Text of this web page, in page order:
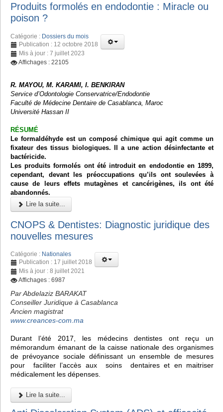
Produits formolés en endodontie : Miracle ou
poison ?
Catégorie : Dossiers du mois
Publication : 12 octobre 2018
Mis à jour : 7 juillet 2023
Affichages : 22105
R. MAYOU, M. KARAMI, I. BENKIRAN
Service d’Odontologie Conservatrice/Endodontie
Faculté de Médecine Dentaire de Casablanca, Maroc
Université Hassan II
RÉSUMÉ
Le formaldéhyde est un composé chimique qui agit comme un
fixateur des tissus biologiques. Il a une action désinfectante et
bactéricide.
Les produits formolés ont été introduit en endodontie en 1899,
cependant, devant les préoccupations qu’ils ont soulevées à
cause de leurs effets mutagènes et cancérigènes, ils ont été
abandonnés.
Lire la suite...
CNOPS & Dentistes: Diagnostic juridique des
nouvelles mesures
Catégorie : Nationales
Publication : 17 juillet 2018
Mis à jour : 8 juillet 2021
Affichages : 6987
Par Abdelaziz BARAKAT
Conseiller Juridique à Casablanca
Ancien magistrat
www.creances-com.ma
Durant l’été 2017, les médecins dentistes ont reçu un
mémorandum émanant de la caisse nationale des organismes
de prévoyance sociale définissant un ensemble de mesures
pour faciliter l’accès aux soins dentaires et en maitriser
médicalement les dépenses.
Lire la suite...